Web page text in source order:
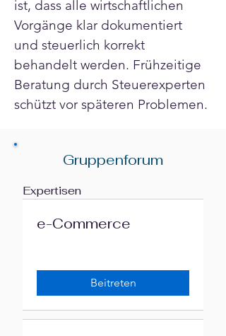
ist, dass alle wirtschaftlichen
Vorgänge klar dokumentiert
und steuerlich korrekt
behandelt werden. Frühzeitige
Beratung durch Steuerexperten
schützt vor späteren Problemen.
Gruppenforum
Expertisen
e-Commerce
Beitreten